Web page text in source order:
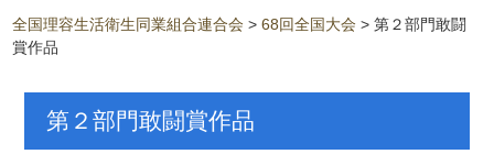
全国理容生活衛生同業組合連合会 >68回全国大会 >第２部門敢闘
賞作品
第２部門敢闘賞作品